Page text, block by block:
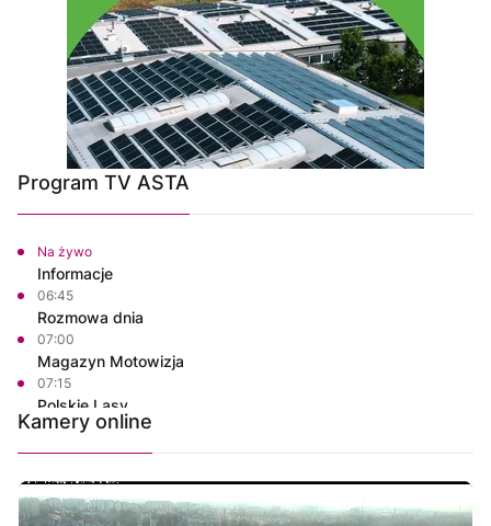
Program TV ASTA
Na żywo
Informacje
06:45
Rozmowa dnia
07:00
Magazyn Motowizja
07:15
Polskie Lasy
07:50
Własnymi ścieżkami
08:15
Kamery online